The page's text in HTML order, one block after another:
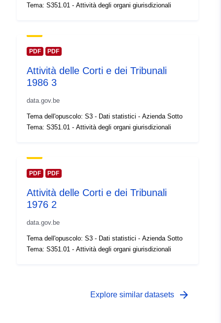
Spaziale: Coordinate: [ [ 2.54, 51.51 ], [
Identificatori: Q13981#ID
Diritti di accesso: public
Tema: S351.01 - Attività degli organi giurisdizionali
PDF PDF
Attività delle Corti e dei Tribunali
1986 3
data.gov.be
Tema dell'opuscolo: S3 - Dati statistici - Azienda Sotto
Tema: S351.01 - Attività degli organi giurisdizionali
PDF PDF
Attività delle Corti e dei Tribunali
1976 2
data.gov.be
Tema dell'opuscolo: S3 - Dati statistici - Azienda Sotto
Tema: S351.01 - Attività degli organi giurisdizionali
Explore similar datasets arrow_forward